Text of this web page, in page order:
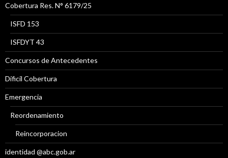
Cobertura Res. N° 6179/25
ISFD 153
ISFDYT 43
Concursos de Antecedentes
Díficil Cobertura
Emergencia
Reordenamiento
Reincorporacion
identidad @abc.gob.ar